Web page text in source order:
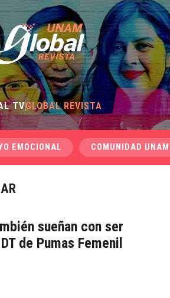
TVGLOBAL REVISTA
EMOCIONAL COMUNIDAD UNAM
sueñan con ser
de Pumas Femenil